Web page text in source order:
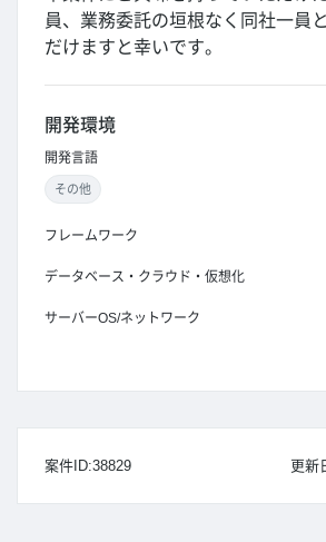
員、業務委託の垣根なく同社一員
だけますと幸いです。
開発環境
開発言語
その他
フレームワーク
データベース・クラウド・仮想化
サーバーOS/ネットワーク
更新
案件ID:38829